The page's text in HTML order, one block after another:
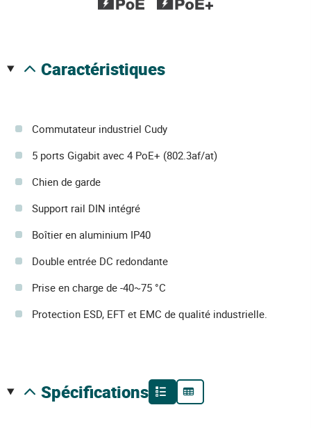
caractéristiques
Commutateur industriel Cudy
5 ports Gigabit avec 4 PoE+ (802.3af/at)
Chien de garde
Support rail DIN intégré
Boîtier en aluminium IP40
Double entrée DC redondante
Prise en charge de -40~75 °C
Protection ESD, EFT et EMC de qualité industrielle.
spécifications